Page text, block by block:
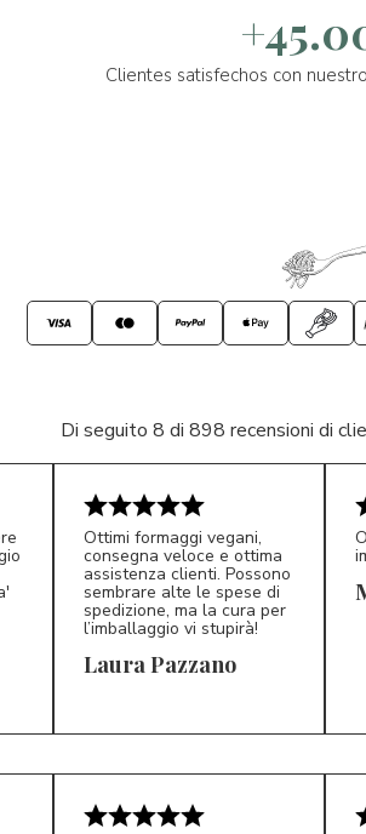
Clientes satisfechos con
Di seguito 8 di 898 recensioni di
LP 5/5
Ottimi formaggi vegani,
consegna veloce e ottima
assistenza clienti. Possono
sembrare alte le spese di
spedizione, ma la cura per
l’imballaggio vi stupirà!
Laura Pazzano